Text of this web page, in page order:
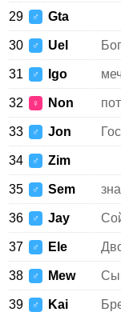
29 ♂ Gta
30 ♂ Uel
31 ♂ Igo
32 ♀ Non
33 ♂ Jon
34 ♂ Zim
35 ♂ Sem
36 ♂ Jay
37 ♂ Ele
38 ♂ Mew
39 ♂ Kai